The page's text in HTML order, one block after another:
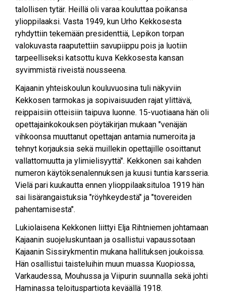
talollisen tytär. Heillä oli varaa kouluttaa poikansa
ylioppilaaksi. Vasta 1949, kun Urho Kekkosesta
ryhdyttiin tekemään presidenttiä, Lepikon torpan
valokuvasta raaputettiin savupiippu pois ja luotiin
tarpeelliseksi katsottu kuva Kekkosesta kansan
syvimmistä riveistä nousseena.
Kajaanin yhteiskoulun kouluvuosina tuli näkyviin
Kekkosen tarmokas ja sopivaisuuden rajat ylittävä,
reippaisiin otteisiin taipuva luonne. 15-vuotiaana hän oli
opettajainkokouksen pöytäkirjan mukaan "venäjän
vihkoonsa muuttanut opettajan antamia numeroita ja
tehnyt korjauksia sekä muillekin opettajille osoittanut
vallattomuutta ja ylimielisyyttä". Kekkonen sai kahden
numeron käytöksenalennuksen ja kuusi tuntia karsseria.
Vielä pari kuukautta ennen ylioppilaaksituloa 1919 hän
sai lisärangaistuksia "röyhkeydestä" ja "tovereiden
pahentamisesta".
Lukiolaisena Kekkonen liittyi Elja Rihtniemen johtamaan
Kajaanin suojeluskuntaan ja osallistui vapaussotaan
Kajaanin Sissirykmentin mukana hallituksen joukoissa.
Hän osallistui taisteluihin muun muassa Kuopiossa,
Varkaudessa, Mouhussa ja Viipurin suunnalla sekä johti
Haminassa teloituspartiota keväällä 1918.